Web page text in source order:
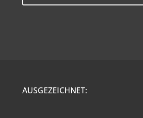
AUSGEZEICHNET: